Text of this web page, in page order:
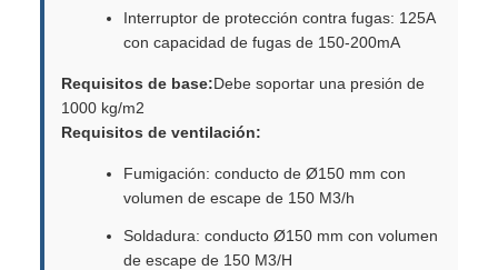
Interruptor de protección contra fugas: 125A
con capacidad de fugas de 150-200mA
Requisitos de base:Debe soportar una presión de
1000 kg/m2
Requisitos de ventilación:
Fumigación: conducto de Ø150 mm con
volumen de escape de 150 M3/h
Soldadura: conducto Ø150 mm con volumen
de escape de 150 M3/H